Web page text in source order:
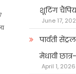
शूटिंग
June 17,
पार्वती
मेधावी
April 1, 2026